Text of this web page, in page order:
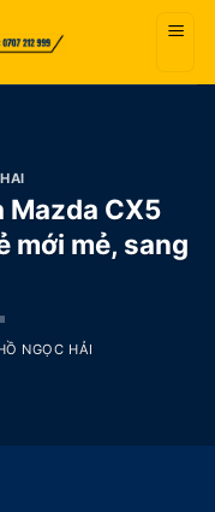
Mazda CX5
mới mẻ, sang
NGỌC HẢI